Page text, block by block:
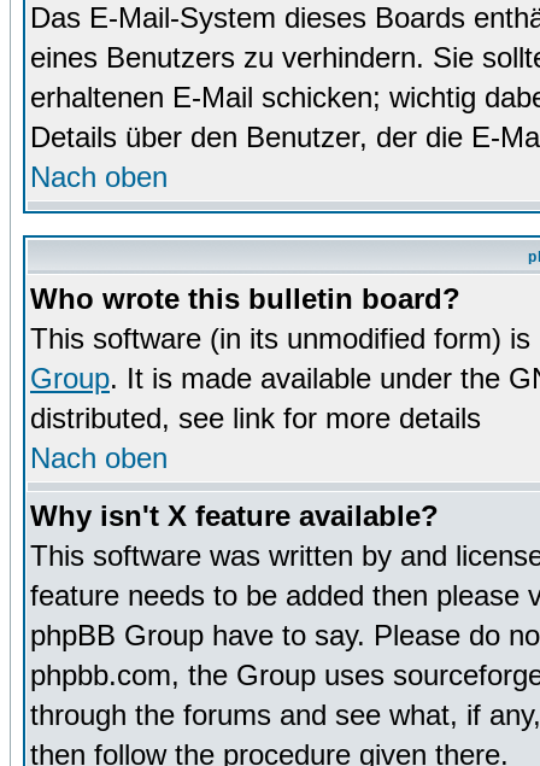
Das E-Mail-System dieses Boards
eines Benutzers zu verhindern. Sie
erhaltenen E-Mail schicken; wichtig
Details über den Benutzer, der die E-
Nach oben
Who wrote this bulletin board?
This software (in its unmodified form)
Group. It is made available under the
distributed, see link for more details
Nach oben
Why isn't X feature available?
This software was written by and
feature needs to be added then please
phpBB Group have to say. Please do
phpbb.com, the Group uses
through the forums and see what, if
then follow the procedure given there.